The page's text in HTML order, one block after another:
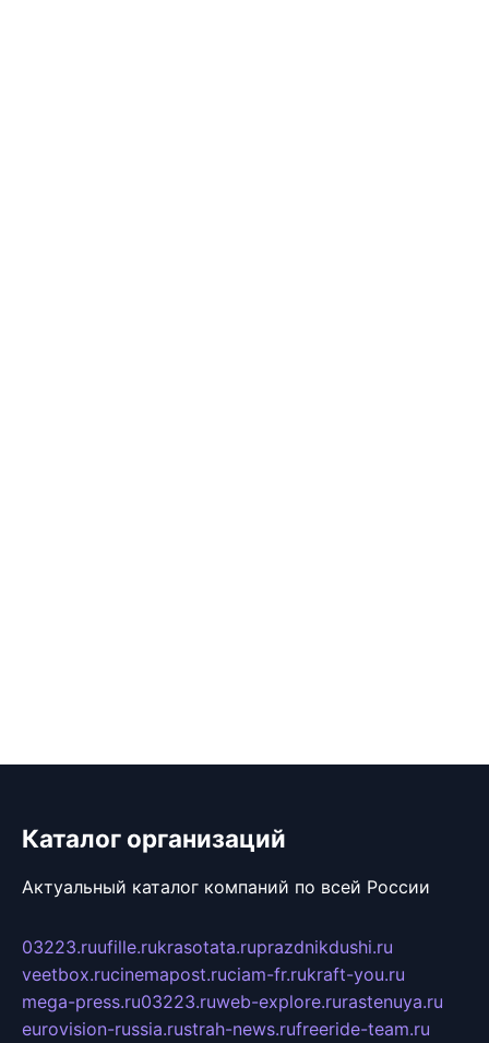
Каталог организаций
Актуальный каталог компаний по всей России
03223.ruufille.rukrasotata.ruprazdnikdushi.ru
veetbox.rucinemapost.ruciam-fr.rukraft-you.ru
mega-press.ru03223.ruweb-explore.rurastenuya.ru
eurovision-russia.rustrah-news.rufreeride-team.ru